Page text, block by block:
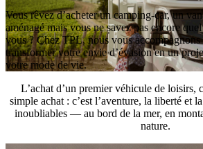
Vous rêvez d’acheter un camping-car, un
aménagé mais vous ne savez pas encore
vous ? Chez TPL, nous vous accompagnons
transformer votre envie d’évasion en un
votre mode de vie.
L’achat d’un premier véhicule de loisirs,
simple achat : c’est l’aventure, la liberté et
inoubliables — au bord de la mer, en
nature.